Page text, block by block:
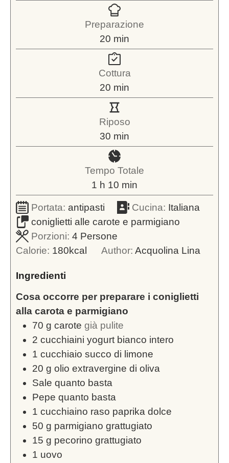
Preparazione
20 minuti
min
Cottura
20 minuti
min
Riposo
30 minuti
min
Tempo Totale
1 ora
h 10 minuti
min
Portata: antipasti Cucina: Italiana
coniglietti alle carote e parmigiano
Porzioni: 4 Persone
Calorie: 180kcal Author:Acquolina Lina
Ingredienti
Cosa occorre per preparare i coniglietti
alla carota e parmigiano
70 g carote già pulite
2 cucchiaini yogurt bianco intero
1 cucchiaio succo di limone
20 g olio extravergine di oliva
Sale quanto basta
Pepe quanto basta
1 cucchiaino raso paprika dolce
50 g parmigiano grattugiato
15 g pecorino grattugiato
1 uovo